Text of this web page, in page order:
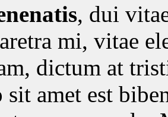
, dui
mi, vitae
dictum at
sit amet est